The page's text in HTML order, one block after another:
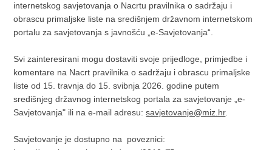
internetskog savjetovanja o Nacrtu pravilnika o sadržaju i
obrascu primaljske liste na središnjem državnom internetskom
portalu za savjetovanja s javnošću „e-Savjetovanja“.
Svi zainteresirani mogu dostaviti svoje prijedloge, primjedbe i
komentare na Nacrt pravilnika o sadržaju i obrascu primaljske
liste od 15. travnja do 15. svibnja 2026. godine putem
središnjeg državnog internetskog portala za savjetovanje „e-
Savjetovanja" ili na e-mail adresu:savjetovanje@miz.hr.
Savjetovanje je dostupno na poveznici: